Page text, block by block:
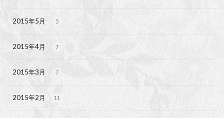
2015年5月 5
2015年4月 7
2015年3月 7
2015年2月 11